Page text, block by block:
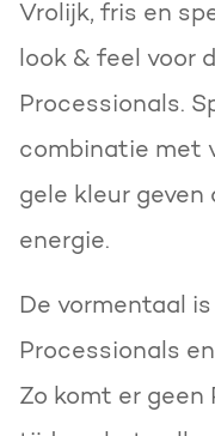
Vrolijk, fris en
look & feel voor
Processionals.
combinatie met
gele kleur
energie.
De vormentaal
Processionals
Zo komt er geen